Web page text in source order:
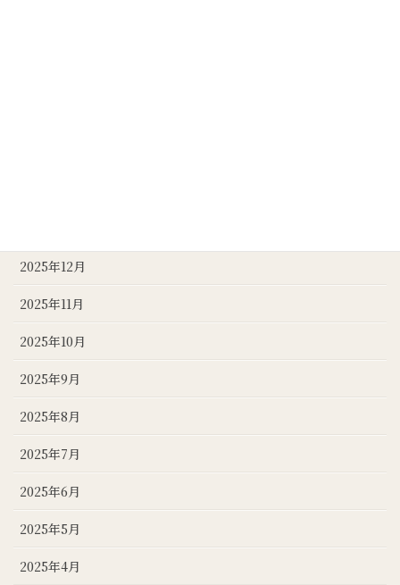
2025年12月
2025年11月
2025年10月
2025年9月
2025年8月
2025年7月
2025年6月
2025年5月
2025年4月